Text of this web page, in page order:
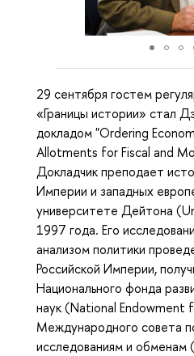
29 сентября гостем
«Границы истории» стал
докладом "Ordering
Allotments for Fiscal and
Докладчик преподает
Империи и западных
университете Дейтона
1997 года. Его
анализом политики
Российской Империи,
Национального фонда
наук (National Endowment
Международного совета
исследованиям и обменам